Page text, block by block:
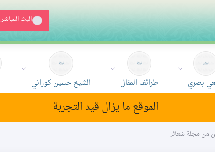
البث المباشر
بصري طرائف المقال الشيخ حسين كوراني
الموقع ما يزال قيد التجربة
من مجلة شعائر